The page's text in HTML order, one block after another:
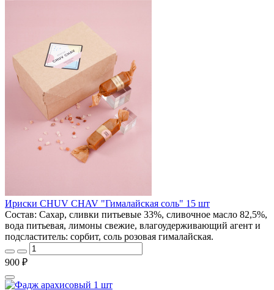
Ириски CHUV CHAV "Гималайская соль" 15 шт
Состав: Cахар, сливки питьевые 33%, сливочное масло 82,5%,
вода питьевая, лимоны свежие, влагоудерживающий агент и
подсластитель: сорбит, соль розовая гималайская.
900 ₽